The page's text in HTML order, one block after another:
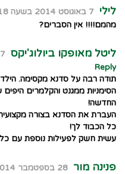
לילי 7 באוגוסט 2014 בשעה 18:18
מהמם!!!! אין הסברים?
ליטל מאופקו ביולוג'יקס
7 בספטמבר 2014 בשעה 7:22
Reply
תודה רבה על סדנא מקסימה.
הסימניות ממגנט והקלמרים
החדשה!
העברת את הסדנא בצורה מקצועית
כל הכבוד לך!
עשית חשק לפעילות נוספת עם
פנינה מור 28 בספטמבר 2014 בשעה 6:02